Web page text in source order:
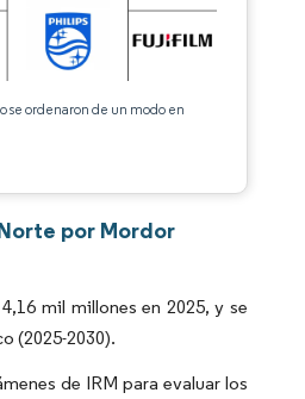
se ordenaron de un modo en
por Mordor
mil millones en 2025, y se
(2025-2030).
de IRM para evaluar los